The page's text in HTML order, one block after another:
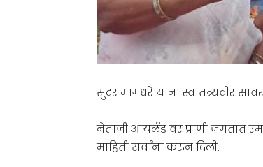
सुंदर मांगधरे यांना स्वातंत्र्यवीर
नेताजी आयलँड वर प्राणी जगतात
माहिती सर्वांना करून दिली.